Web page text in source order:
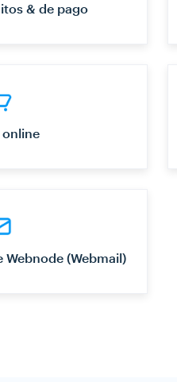
& de pago
online
(Webmail)